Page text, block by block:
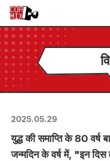
2025.05.29
युद्ध की समाप्ति के 80
जन्मदिन के वर्ष में, "इन